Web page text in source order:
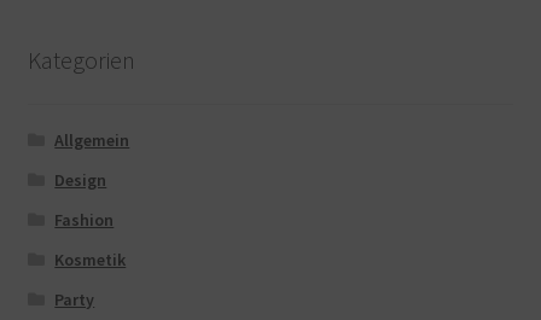
Kategorien
Allgemein
Design
Fashion
Kosmetik
Party